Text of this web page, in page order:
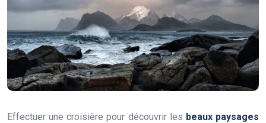
Effectuer une croisière pour découvrir les beaux paysages